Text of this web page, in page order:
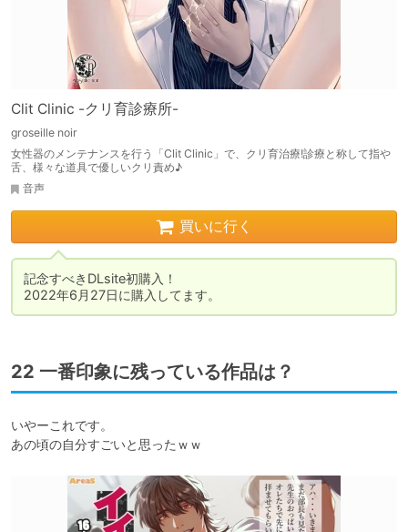
Clit Clinic -クリ育診療所-
groseille noir
女性器のメンテナンスを行う「Clit Clinic」で、クリ育治療!診療と称して指や
舌、様々な道具で優しいクリ責め♪
音声
買いに行く
記念すべきDLsite初購入！
2022年6月27日に購入してます。
22 一番印象に残っている作品は？
いやーこれです。